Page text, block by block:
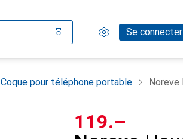
Paramètres
Compte clientSe connecter
Listes de comparaison
Listes d'envies
Panier
Coque pour téléphone portable Noreve
CHF
119.–